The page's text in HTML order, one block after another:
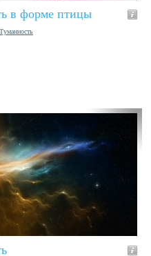
в форме птицы
Туманность